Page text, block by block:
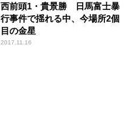
西前頭1・貴景勝 日馬富士暴
行事件で揺れる中、今場所2個
目の金星
2017.11.16